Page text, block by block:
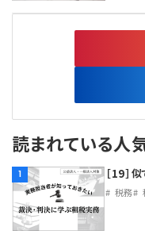
読まれている人
1 ［19］
税務